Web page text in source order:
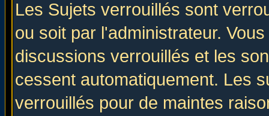
Les Sujets verrouillés sont
ou soit par l'administrateur.
discussions verrouillés et les
cessent automatiquement. Les
verrouillés pour de maintes